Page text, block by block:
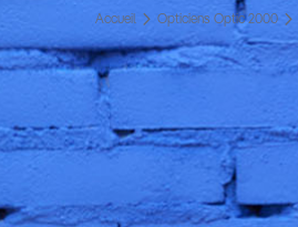
Accueil Opticiens Optic 2000